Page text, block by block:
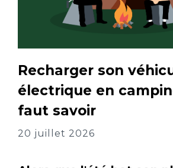
Recharger son
électrique en
faut savoir
20 juillet 2026